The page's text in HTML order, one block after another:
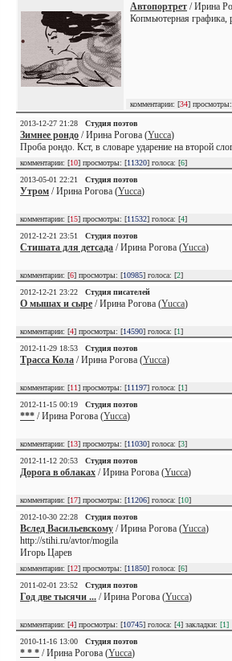
Автопортрет / Ирина
Копмьютерная
комментарии: [34]
2013-12-27 21:28 Студия поэтов
Зимнее рондо / Ирина Рогова (Yucca)
Проба рондо. Кст, в словаре ударение на второй
комментарии: [10] просмотры: [11320] голоса: [6]
2013-05-01 22:21
Студия поэтов
Утром / Ирина Рогова (Yucca)
комментарии: [15] просмотры: [11532] голоса: [4]
2012-12-21 23:51
Студия поэтов
Стишата для детсада / Ирина Рогова (Yucca)
комментарии: [6] просмотры: [10985] голоса: [2]
2012-12-21 23:22
Студия писателей
О мышах и сыре / Ирина Рогова (Yucca)
комментарии: [4] просмотры: [14590] голоса: [1]
2012-11-29 18:53
Студия поэтов
Трасса Кола / Ирина Рогова (Yucca)
комментарии: [11] просмотры: [11197] голоса: [1]
2012-11-15 00:19
Студия поэтов
*** / Ирина Рогова (Yucca)
комментарии: [13] просмотры: [11030] голоса: [3]
2012-11-12 20:53
Студия поэтов
Дорога в облаках / Ирина Рогова (Yucca)
комментарии: [17] просмотры: [11206] голоса: [10]
2012-10-30 22:28
Студия поэтов
Вслед Васильевскому / Ирина Рогова (Yucca)
http://stihi.ru/avtor/mogila
Игорь Царев
комментарии: [12] просмотры: [11850] голоса: [6]
2011-02-01 23:52
Студия поэтов
Год две тысячи ... / Ирина Рогова (Yucca)
комментарии: [4] просмотры: [10745] голоса: [4] закладки: [1]
2010-11-16 13:00
Студия поэтов
* * * / Ирина Рогова (Yucca)